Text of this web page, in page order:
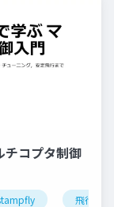
コプタ制御
飛行制御